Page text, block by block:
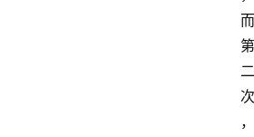
而
第
二
次
，